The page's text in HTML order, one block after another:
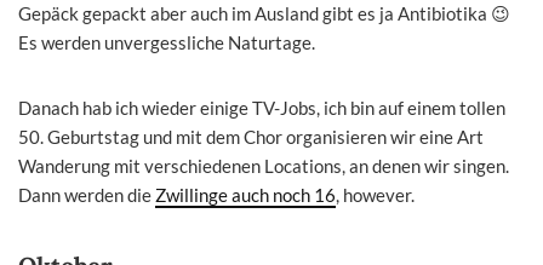
Gepäck gepackt aber auch im Ausland gibt es ja Antibiotika 😉
Es werden unvergessliche Naturtage.
Danach hab ich wieder einige TV-Jobs, ich bin auf einem tollen
50. Geburtstag und mit dem Chor organisieren wir eine Art
Wanderung mit verschiedenen Locations, an denen wir singen.
Dann werden die Zwillinge auch noch 16 , however.